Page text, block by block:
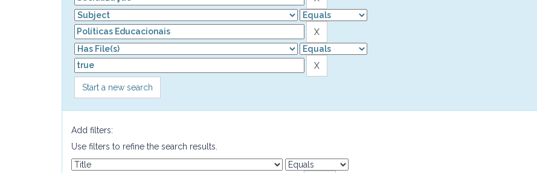
Start a new search
Add filters:
Use filters to refine the search results.